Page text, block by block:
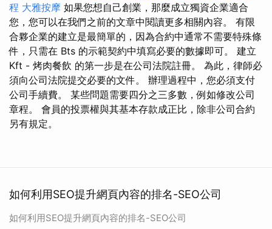
程 大雅按摩 如果您想自己創業，那麼成立獨資企業適合
您，您可以在我們之前的文章中閱讀更多相關內容。 有限
合夥企業的建立是最簡單的，因為合約中通常不需要特殊條
件，只需在 Bts 的示範契約中填寫必要的數據即可。 建立
Kft - 烤肉餐飲 的第一步是在公司法院註冊。 為此，律師必
須向公司法院提交必要的文件。 辦理過程中，您必須支付
公司手續費。 某些問題需要四分之三多數，例如修改公司
章程。 會員的投票權與其基本存款成正比，除非公司合約
另有規定。
如何利用SEO提升網頁內容的排名-SEO公司
如何利用SEO提升網頁內容的排名-SEO公司